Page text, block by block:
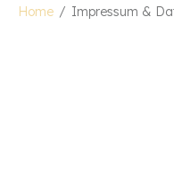
Home / Impressum &